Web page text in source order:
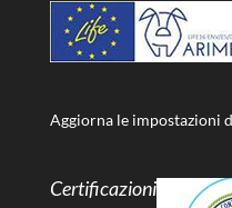
Aggiorna le impostazioni
Certificazioni